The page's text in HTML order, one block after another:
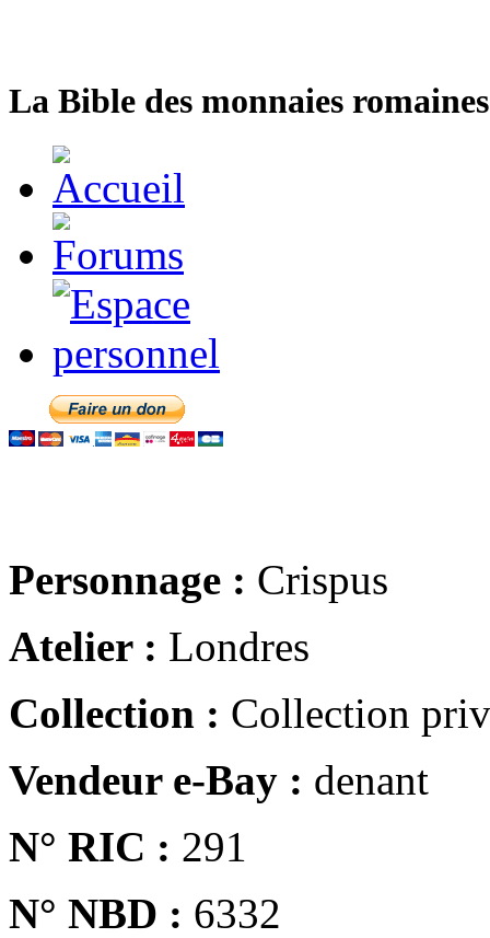
La Bible des monnaies
Personnage : Crispus
Atelier : Londres
Collection : Collection
Vendeur e-Bay : denant
N° RIC : 291
N° NBD : 6332